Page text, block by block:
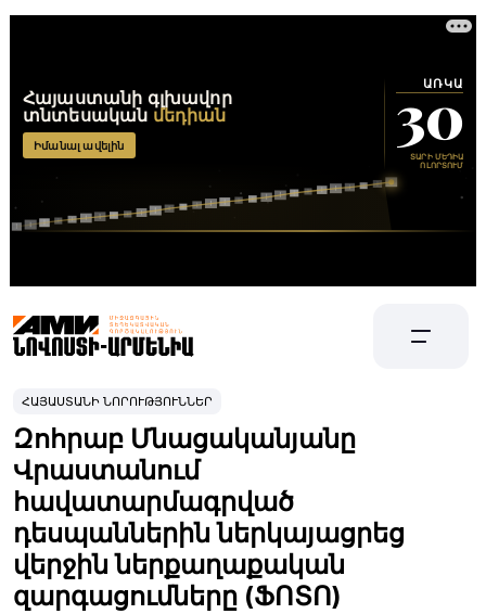
ՀԱՅԱՍՏԱՆԻ ՆՈՐՈՒԹՅՈՒՆՆԵՐ
Զոհրաբ Մնացականյանը
Վրաստանում
հավատարմագրված
դեսպաններին ներկայացրեց
վերջին ներքաղաքական
զարգացումները (ՖՈՏՈ)